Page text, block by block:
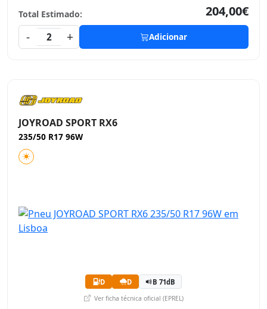
Total Estimado:
204,00€
-
2 + Adicionar
JOYROAD SPORT RX6
235/50 R17 96W
D D B 71dB
Ver ficha técnica oficial (EPREL)